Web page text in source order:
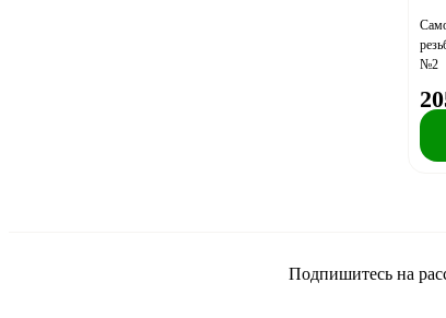
№2
Подпишитесь на